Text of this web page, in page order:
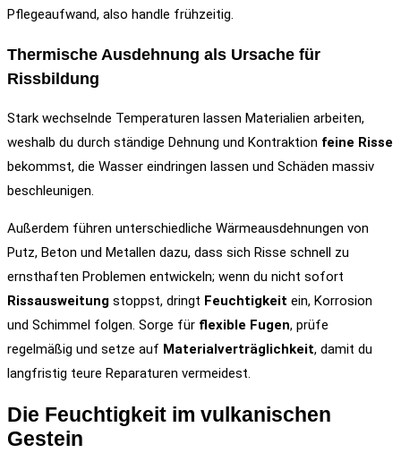
Pflegeaufwand, also handle frühzeitig.
Thermische Ausdehnung als Ursache für
Rissbildung
Stark wechselnde Temperaturen lassen Materialien arbeiten,
weshalb du durch ständige Dehnung und Kontraktion feine Risse
bekommst, die Wasser eindringen lassen und Schäden massiv
beschleunigen.
Außerdem führen unterschiedliche Wärmeausdehnungen von
Putz, Beton und Metallen dazu, dass sich Risse schnell zu
ernsthaften Problemen entwickeln; wenn du nicht sofort
Rissausweitung stoppst, dringt Feuchtigkeit ein, Korrosion
und Schimmel folgen. Sorge für flexible Fugen, prüfe
regelmäßig und setze auf Materialverträglichkeit, damit du
langfristig teure Reparaturen vermeidest.
Die Feuchtigkeit im vulkanischen
Gestein